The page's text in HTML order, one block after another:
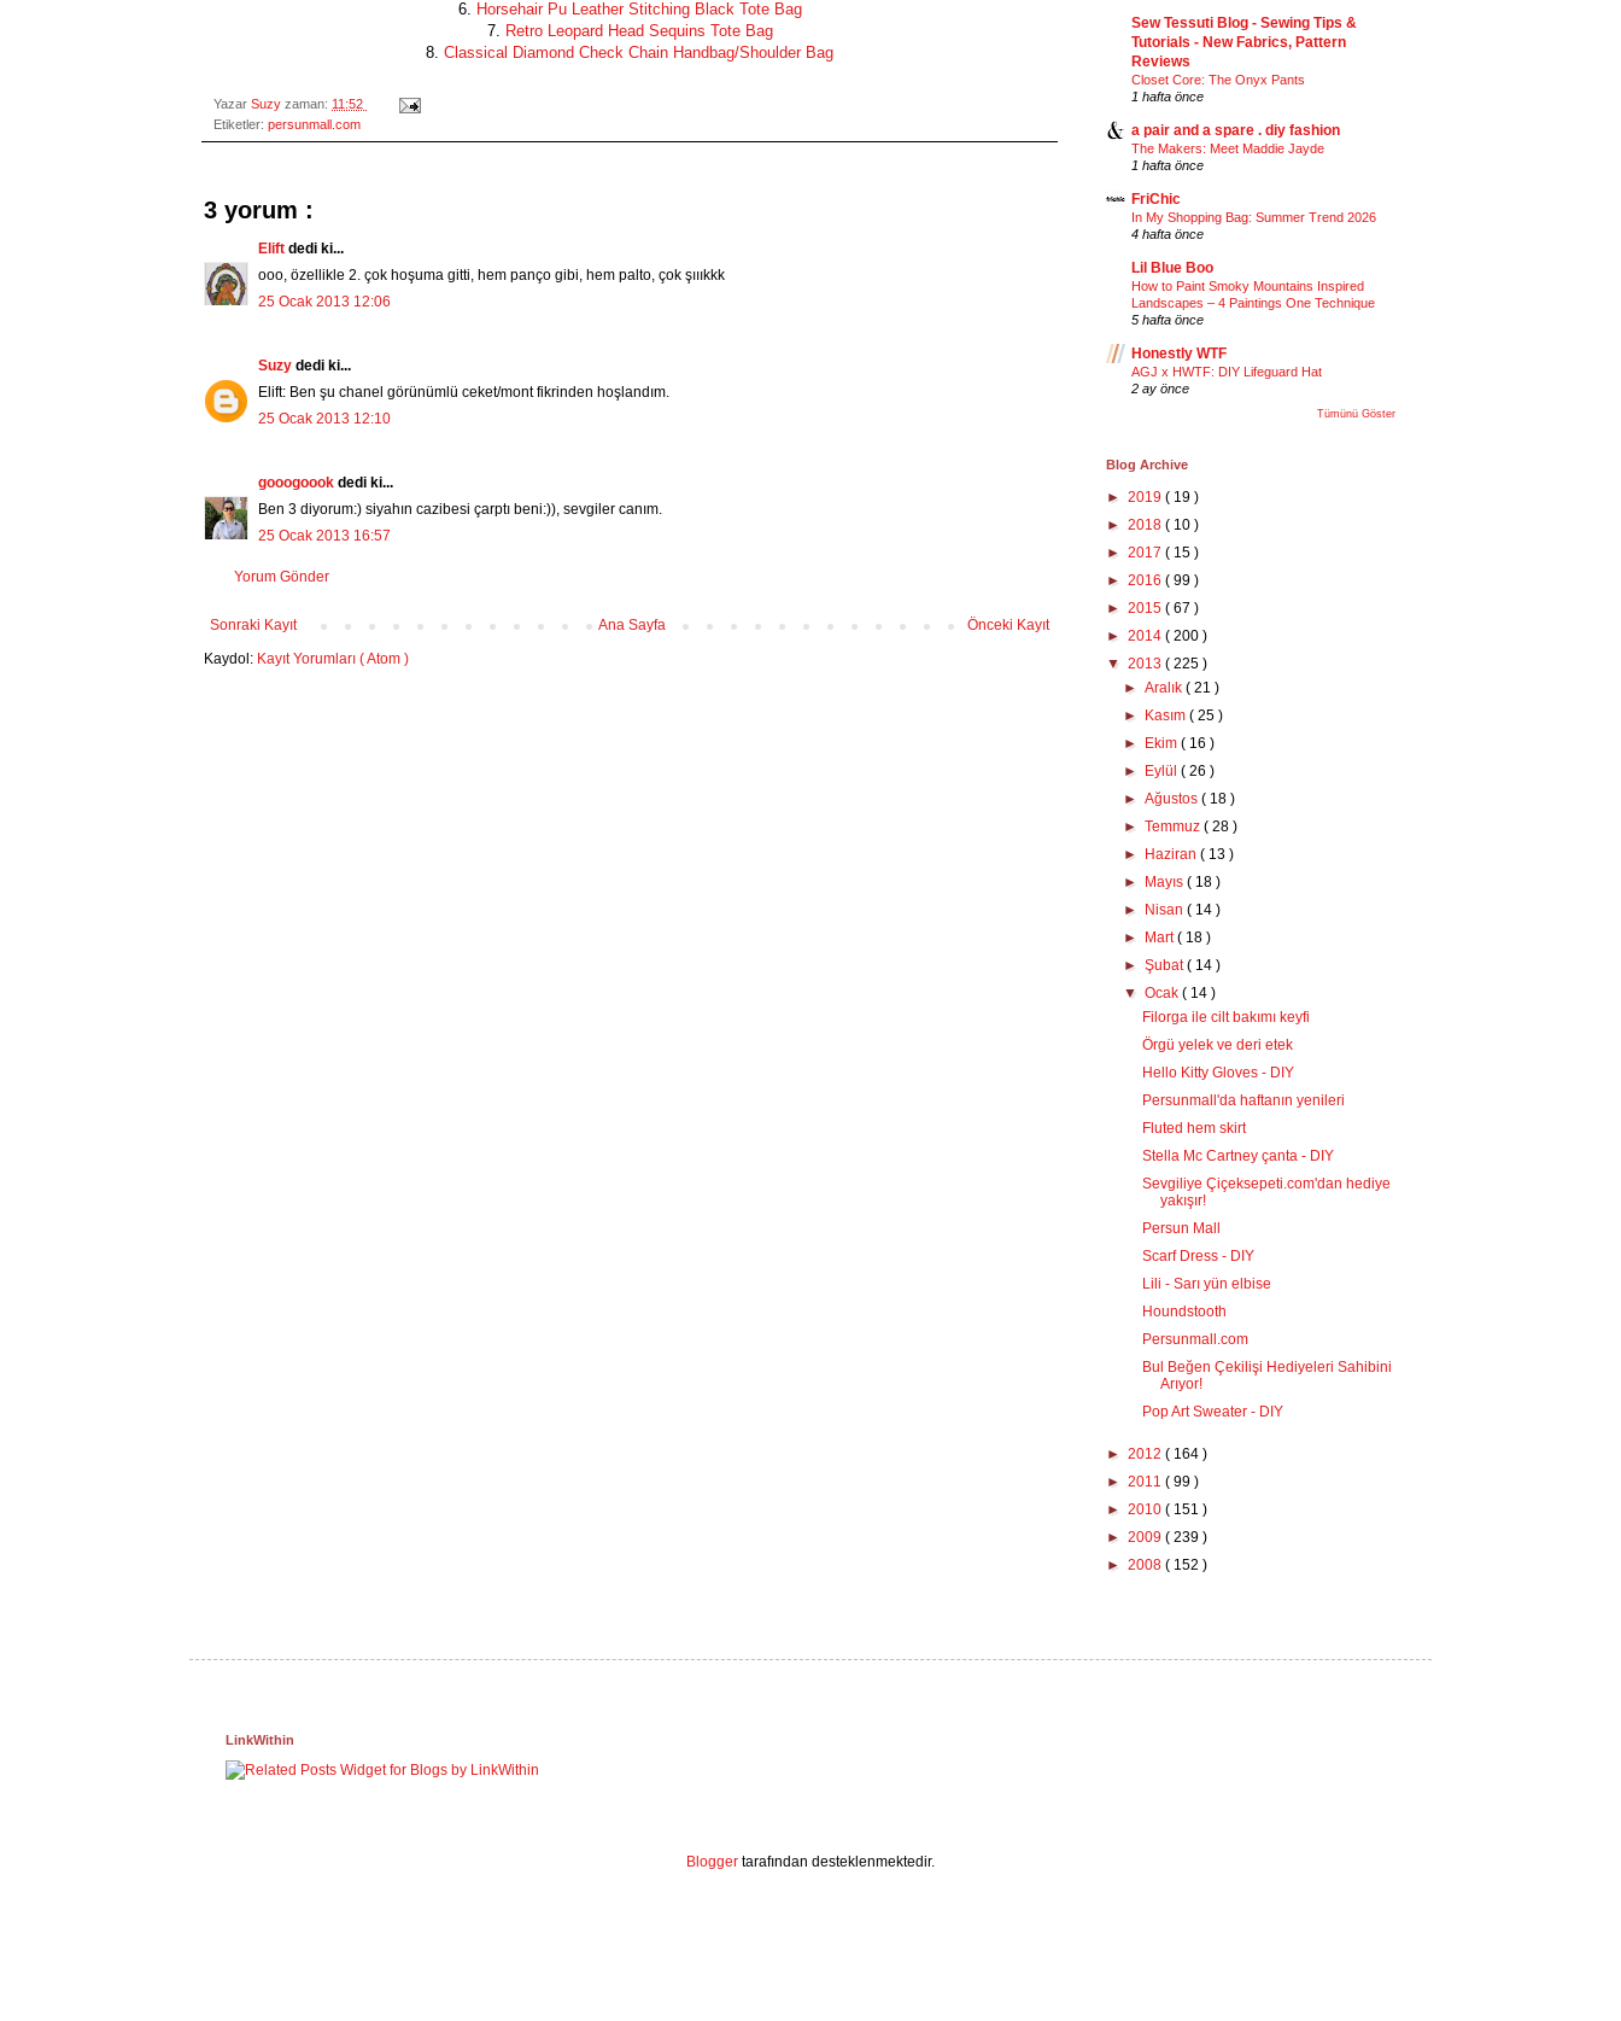
6. Horsehair Pu Leather Stitching Black Tote Bag
7. Retro Leopard Head Sequins Tote Bag
8. Classical Diamond Check Chain Handbag/Shoulder Bag
Yazar Suzy zaman: 11:52
Etiketler: persunmall.com
3 yorum :
Elift dedi ki...
ooo, özellikle 2. çok hoşuma gitti, hem panço gibi, hem palto, çok şıııkkk
25 Ocak 2013 12:06
Suzy dedi ki...
Elift: Ben şu chanel görünümlü ceket/mont fikrinden hoşlandım.
25 Ocak 2013 12:10
gooogoook dedi ki...
Ben 3 diyorum:) siyahın cazibesi çarptı beni:)), sevgiler canım.
25 Ocak 2013 16:57
Yorum Gönder
Sonraki Kayıt Önceki Kayıt
Ana Sayfa
Kaydol: Kayıt Yorumları ( Atom )
Sew Tessuti Blog - Sewing Tips &
Tutorials - New Fabrics, Pattern
Reviews
Closet Core: The Onyx Pants
1 hafta önce
a pair and a spare . diy fashion
The Makers: Meet Maddie Jayde
1 hafta önce
FriChic
In My Shopping Bag: Summer Trend 2026
4 hafta önce
Lil Blue Boo
How to Paint Smoky Mountains Inspired
Landscapes – 4 Paintings One Technique
5 hafta önce
Honestly WTF
AGJ x HWTF: DIY Lifeguard Hat
2 ay önce
Tümünü Göster
Blog Archive
► 2019 ( 19 )
► 2018 ( 10 )
► 2017 ( 15 )
► 2016 ( 99 )
► 2015 ( 67 )
► 2014 ( 200 )
▼ 2013 ( 225 )
►Aralık( 21 )
►
Kasım( 25 )
►
Ekim( 16 )
►
Eylül( 26 )
►Ağustos( 18 )
►Temmuz( 28 )
►
Haziran( 13 )
►
Mayıs( 18 )
►
Nisan( 14 )
►
Mart( 18 )
►Şubat( 14 )
▼Ocak( 14 )
Filorga ile cilt bakımı keyfi
Örgü yelek ve deri etek
Hello Kitty Gloves - DIY
Persunmall'da haftanın yenileri
Fluted hem skirt
Stella Mc Cartney çanta - DIY
Sevgiliye Çiçeksepeti.com'dan hediye
yakışır!
Persun Mall
Scarf Dress - DIY
Lili - Sarı yün elbise
Houndstooth
Persunmall.com
Bul Beğen Çekilişi Hediyeleri Sahibini
Arıyor!
Pop Art Sweater - DIY
► 2012 ( 164 )
► 2011 ( 99 )
► 2010 ( 151 )
► 2009 ( 239 )
► 2008 ( 152 )
LinkWithin
Blogger tarafından desteklenmektedir.